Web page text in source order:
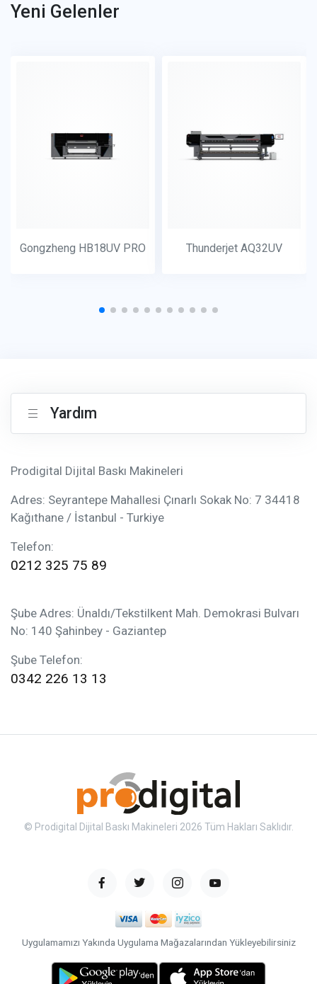
Yeni Gelenler
Gongzheng HB18UV PRO Thunderjet AQ32UV
Yardım
Prodigital Dijital Baskı Makineleri
Adres: Seyrantepe Mahallesi Çınarlı Sokak No: 7 34418
Kağıthane / İstanbul - Turkiye
Telefon:
0212 325 75 89
Şube Adres: Ünaldı/Tekstilkent Mah. Demokrasi Bulvarı
No: 140 Şahinbey - Gaziantep
Şube Telefon:
0342 226 13 13
© Prodigital Dijital Baskı Makineleri 2026 Tüm Hakları Saklıdır.
Uygulamamızı Yakında Uygulama Mağazalarından Yükleyebilirsiniz